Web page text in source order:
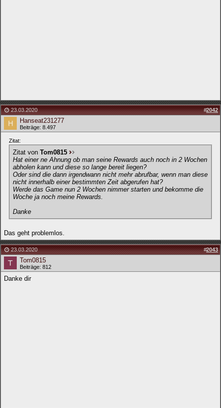
23.03.2020 #2042
Hanseat231277
Beiträge: 8.497
Zitat:
Zitat von Tom0815
Hat einer ne Ahnung ob man seine Rewards auch noch in 2 Wochen
abholen kann und diese so lange bereit liegen?
Oder sind die dann irgendwann nicht mehr abrufbar, wenn man diese
nicht innerhalb einer bestimmten Zeit abgerufen hat?
Werde das Game nun 2 Wochen nimmer starten und bekomme die
Woche ja noch meine Rewards.
Danke
Das geht problemlos.
23.03.2020 #2043
Tom0815
Beiträge: 812
Danke dir